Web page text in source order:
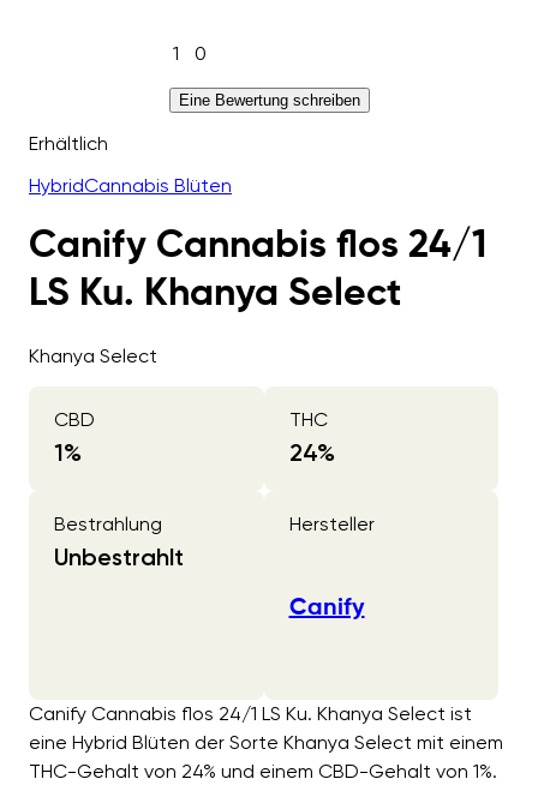
1 0
Eine Bewertung schreiben
Erhältlich
HybridCannabis Blüten
Canify Cannabis flos 24/1
LS Ku. Khanya Select
Khanya Select
CBD
1%
THC
24%
Bestrahlung
Unbestrahlt
Hersteller
Canify
Canify Cannabis flos 24/1 LS Ku. Khanya Select ist
eine Hybrid Blüten der Sorte Khanya Select mit einem
THC-Gehalt von 24% und einem CBD-Gehalt von 1%.